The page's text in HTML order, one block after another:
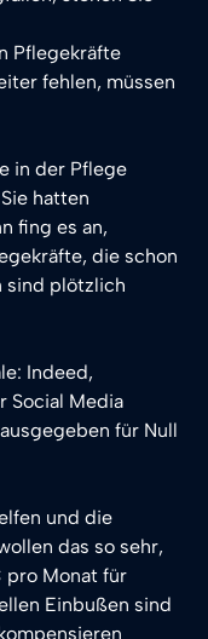
Pflegekräfte
fehlen, müssen
in der Pflege
hatten
fing es an,
die schon
sind plötzlich
Indeed,
Social Media
für Null
und die
das so sehr,
pro Monat für
Einbußen sind